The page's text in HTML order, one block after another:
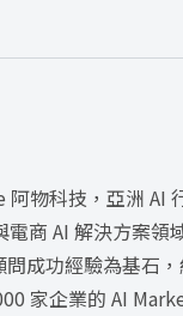
物科技，亞洲 AI
電商 AI 解決方案領
問成功經驗為基石
家企業的 AI